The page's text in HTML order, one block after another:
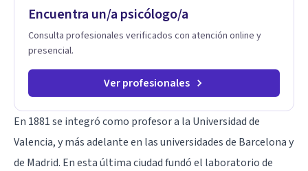
Encuentra un/a psicólogo/a
Consulta profesionales verificados con atención online y
presencial.
Ver profesionales
En 1881 se integró como profesor a la Universidad de
Valencia, y más adelante en las universidades de Barcelona y
de Madrid. En esta última ciudad fundó el laboratorio de